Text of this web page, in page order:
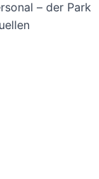
– der Park